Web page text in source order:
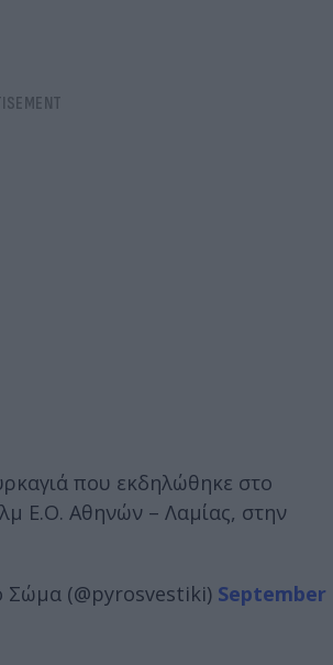
που εκδηλώθηκε στο
Ε.Ο. Αθηνών – Λαμίας, στην
Σώμα (@pyrosvestiki) September